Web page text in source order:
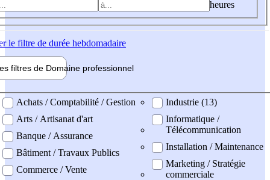
heures
le filtre de durée hebdomadaire
filtres de Domaine professionnel
professionel
Achats / Comptabilité / Gestion
Arts / Artisanat d'art
Banque / Assurance
Bâtiment / Travaux Publics
Commerce / Vente
Industrie (13)
Informatique /
Télécommunication
Installation / Maintenance
Marketing / Stratégie
commerciale